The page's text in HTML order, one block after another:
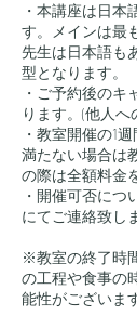
・本講座は日本
す。メインは最
先生は日本語も
型となります。
・ご予約後のキ
ります。(他人へ
・教室開催の1
満たない場合は
の際は全額料金
・開催可否につ
にてご連絡致し
※教室の終了時
の工程や食事の
能性がございま